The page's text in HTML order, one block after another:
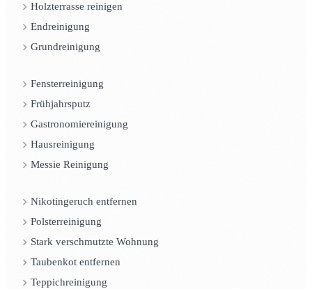
Holzterrasse reinigen
Endreinigung
Grundreinigung
Fensterreinigung
Frühjahrsputz
Gastronomiereinigung
Hausreinigung
Messie Reinigung
Nikotingeruch entfernen
Polsterreinigung
Stark verschmutzte Wohnung
Taubenkot entfernen
Teppichreinigung